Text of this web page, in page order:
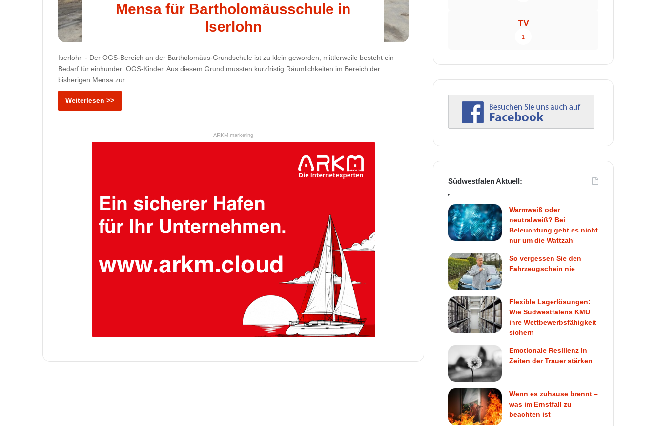
Mensa für Bartholomäusschule in
Iserlohn
Iserlohn - Der OGS-Bereich an der Bartholomäus-Grundschule ist zu klein geworden, mittlerweile besteht ein
Bedarf für einhundert OGS-Kinder. Aus diesem Grund mussten kurzfristig Räumlichkeiten im Bereich der
bisherigen Mensa zur…
Weiterlesen >>
ARKM.marketing
TV
1
Südwestfalen Aktuell:
Warmweiß oder
neutralweiß? Bei
Beleuchtung geht es nicht
nur um die Wattzahl
So vergessen Sie den
Fahrzeugschein nie
Flexible Lagerlösungen:
Wie Südwestfalens KMU
ihre Wettbewerbsfähigkeit
sichern
Emotionale Resilienz in
Zeiten der Trauer stärken
Wenn es zuhause brennt –
was im Ernstfall zu
beachten ist